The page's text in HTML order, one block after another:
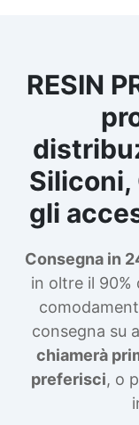
RESIN
gli
Consegna in
in oltre il 90%
consegna su
chiamerà
preferisci, o